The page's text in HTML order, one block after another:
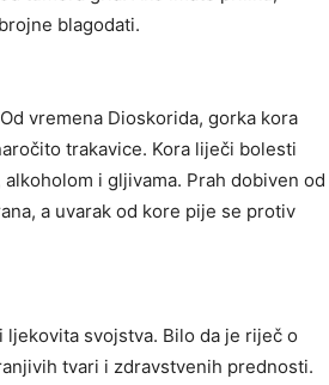
blagodati.
vremena Dioskorida, gorka kora
trakavice. Kora liječi bolesti
i gljivama. Prah dobiven od
a uvarak od kore pije se protiv
svojstva. Bilo da je riječ o
tvari i zdravstvenih prednosti.